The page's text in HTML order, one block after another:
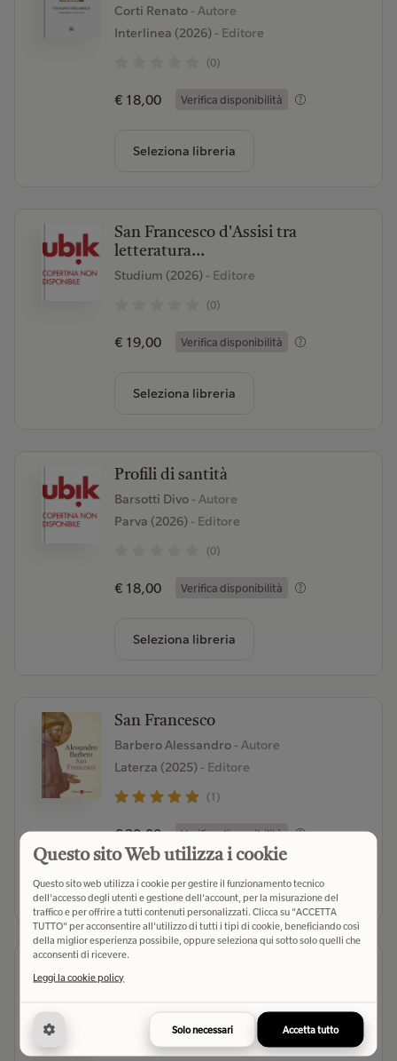
Corti Renato - Autore
Interlinea (2026)- Editore
(0)
€ 18,00 Verifica disponibilità
Seleziona libreria
San Francesco d'Assisi tra
letteratura...
Studium (2026)- Editore
(0)
€ 19,00 Verifica disponibilità
Seleziona libreria
Profili di santità
Barsotti Divo - Autore
Parva (2026)- Editore
(0)
€ 18,00 Verifica disponibilità
Seleziona libreria
San Francesco
Barbero Alessandro - Autore
Laterza (2025)- Editore
(1)
€ 20,00 Verifica disponibilità
Seleziona libreria
Einaudi (2025)
- Editore
Questo sito Web utilizza i cookie
Questo sito web utilizza i cookie per gestire il funzionamento tecnico
dell'accesso degli utenti e gestione dell'account, per la misurazione del
traffico e per offrire a tutti contenuti personalizzati. Clicca su "ACCETTA
TUTTO" per acconsentire all'utilizzo di tutti i tipi di cookie, beneficiando così
della miglior esperienza possibile, oppure seleziona qui sotto solo quelli che
acconsenti di ricevere.
Leggi la cookie policy
Solo necessari Accetta tutto